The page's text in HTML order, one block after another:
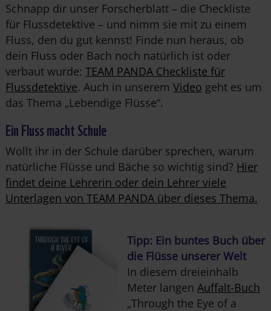
Schnapp dir unser Forscherblatt – die Checkliste
für Flussdetektive – und nimm sie mit zu einem
Fluss, den du gut kennst! Finde nun heraus, ob
dein Fluss oder Bach noch natürlich ist oder
verbaut wurde: TEAM PANDA Checkliste für
Flussdetektive. Auch in unserem Video geht es um
das Thema „Lebendige Flüsse“.
Ein Fluss macht Schule
Wollt ihr in der Schule darüber sprechen, warum
natürliche Flüsse und Bäche so wichtig sind? Hier
findet deine Lehrerin oder dein Lehrer viele
Unterlagen von TEAM PANDA über dieses Thema.
Tipp: Ein buntes Buch über
die Flüsse unserer Welt
In diesem dreieinhalb
Meter langen Auffalt-Buch
„Through the Eye of a